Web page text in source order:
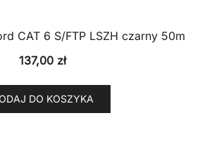
CAT 6 S/FTP LSZH czarny 50m
137,00 zł
DO KOSZYKA